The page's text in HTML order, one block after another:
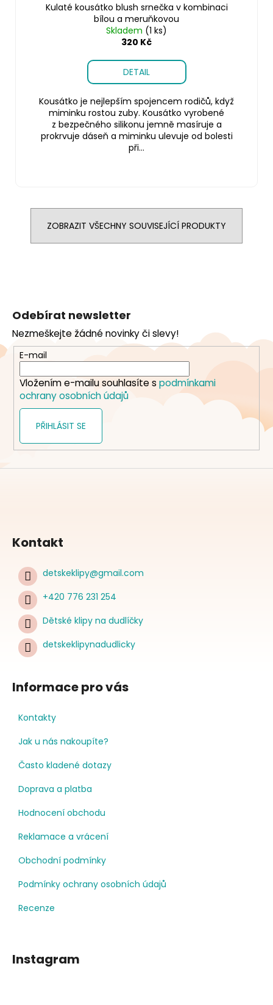
Kulaté kousátko blush srnečka v kombinaci
bílou a meruňkovou
Skladem (1 ks)
320 Kč
DETAIL
Kousátko je nejlepším spojencem rodičů, když
miminku rostou zuby. Kousátko vyrobené
z bezpečného silikonu jemně masíruje a
prokrvuje dáseň a miminku ulevuje od bolesti
při...
ZOBRAZIT VŠECHNY SOUVISEJÍCÍ PRODUKTY
a
t
Odebírat newsletter
Nezmeškejte žádné novinky či slevy!
E-mail
Vložením e-mailu souhlasíte s podmínkami
ochrany osobních údajů
PŘIHLÁSIT SE
Kontakt
detskeklipy@gmail.com
+420 776 231 254
Dětské klipy na dudlíčky
detskeklipynadudlicky
Informace pro vás
Kontakty
Jak u nás nakoupíte?
Často kladené dotazy
Doprava a platba
Hodnocení obchodu
Reklamace a vrácení
Obchodní podmínky
Podmínky ochrany osobních údajů
Recenze
Instagram